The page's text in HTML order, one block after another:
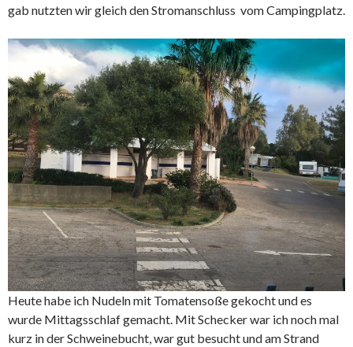
gab nutzten wir gleich den Stromanschluss vom Campingplatz.
Heute habe ich Nudeln mit Tomatensoße gekocht und es
wurde Mittagsschlaf gemacht. Mit Schecker war ich noch mal
kurz in der Schweinebucht, war gut besucht und am Strand